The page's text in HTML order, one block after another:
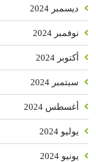
ديسمبر 2024
نوفمبر 2024
أكتوبر 2024
سبتمبر 2024
أغسطس 2024
يوليو 2024
يونيو 2024